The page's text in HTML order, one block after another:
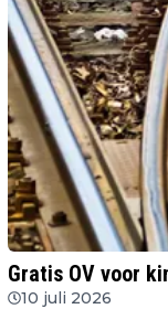
Gratis OV voor
10 juli 2026